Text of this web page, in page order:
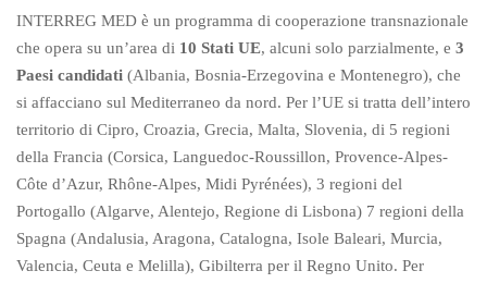
INTERREG MED è un programma di cooperazione transnazionale
che opera su un’area di 10 Stati UE, alcuni solo parzialmente, e 3
Paesi candidati (Albania, Bosnia-Erzegovina e Montenegro), che
si affacciano sul Mediterraneo da nord. Per l’UE si tratta dell’intero
territorio di Cipro, Croazia, Grecia, Malta, Slovenia, di 5 regioni
della Francia (Corsica, Languedoc-Roussillon, Provence-Alpes-
Côte d’Azur, Rhône-Alpes, Midi Pyrénées), 3 regioni del
Portogallo (Algarve, Alentejo, Regione di Lisbona) 7 regioni della
Spagna (Andalusia, Aragona, Catalogna, Isole Baleari, Murcia,
Valencia, Ceuta e Melilla), Gibilterra per il Regno Unito. Per